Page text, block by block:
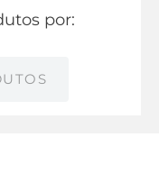
por: